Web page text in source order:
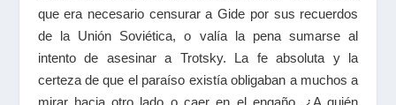
que era necesario censurar a Gide por sus recuerdos
de la Unión Soviética, o valía la pena sumarse al
intento de asesinar a Trotsky. La fe absoluta y la
certeza de que el paraíso existía obligaban a muchos a
mirar hacia otro lado o caer en el engaño. ¿A quién